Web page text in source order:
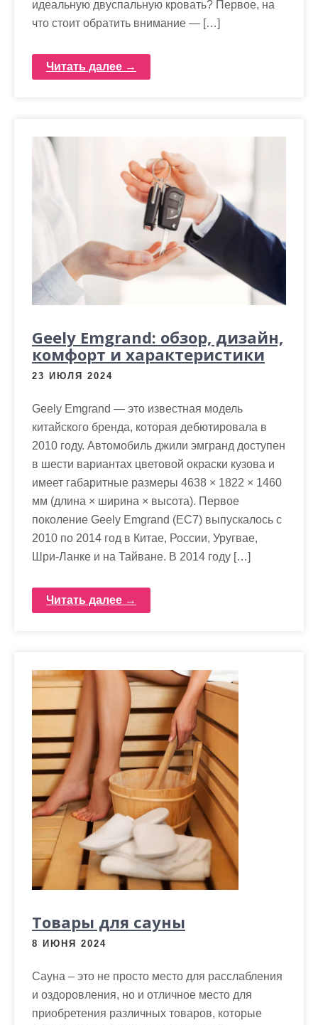
идеальную двуспальную кровать? Первое, на
что стоит обратить внимание — […]
Читать далее →
Geely Emgrand: обзор, дизайн,
комфорт и характеристики
23 ИЮЛЯ 2024
Geely Emgrand — это известная модель
китайского бренда, которая дебютировала в
2010 году. Автомобиль джили эмгранд доступен
в шести вариантах цветовой окраски кузова и
имеет габаритные размеры 4638 × 1822 × 1460
мм (длина × ширина × высота). Первое
поколение Geely Emgrand (EC7) выпускалось с
2010 по 2014 год в Китае, России, Уругвае,
Шри-Ланке и на Тайване. В 2014 году […]
Читать далее →
Товары для сауны
8 ИЮНЯ 2024
Сауна – это не просто место для расслабления
и оздоровления, но и отличное место для
приобретения различных товаров, которые